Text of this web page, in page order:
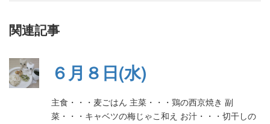
関連記事
６月８日(水)
主食・・・麦ごはん 主菜・・・鶏の西京焼き 副
菜・・・キャベツの梅じゃこ和え お汁・・・切干しの